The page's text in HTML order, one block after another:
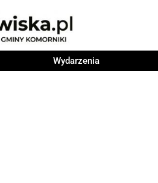
Wydarzenia